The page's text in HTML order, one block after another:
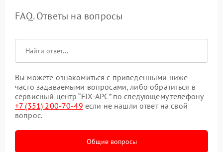
FAQ. Ответы на вопросы
Вы можете ознакомиться с приведенными ниже
часто задаваемыми вопросами, либо обратиться в
сервисный центр “FIX-APC” по следующему телефону
+7 (351) 200-70-49 если не нашли ответ на свой
вопрос.
Общие вопросы